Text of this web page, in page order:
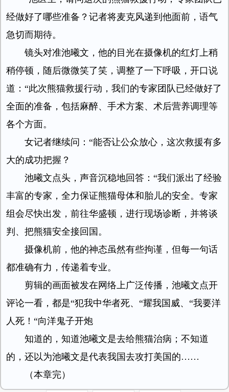
经做好了哪些准备？记者将麦克风递到他面前，语气
急切而期待。
镜头对准池曦文，他的目光在摄像机的红灯上稍
稍停顿，随后微微笑了笑，调整了一下呼吸，开口说
道：“此次熊猫救援行动，我们的专家团队已经做好了
全面的准备，包括麻醉、手术方案、术后营养调理等
各个方面。
女记者继续问：“能否让公众放心，这次救援有多
大的成功把握？
池曦文点头，声音沉稳地回答：“我们派出了经验
丰富的专家，全力保证熊猫母体和胎儿的安全。专家
组会尽快出发，前往华盛顿，进行现场诊断，并将谈
判、把熊猫安全接回国。
摄像机前，他的神态虽然有些拘谨，但每一句话
都准确有力，传递着专业。
剪辑的画面被发在网络上广泛传播，池曦文点开
评论一看，都是“犯我中华者死、“耀我国威、“我要洋
人死！“向洋鬼子开炮
知道的，知道池曦文是去给熊猫治病；不知道
的，还以为池曦文是代表我国去攻打美国的……
（本章完）